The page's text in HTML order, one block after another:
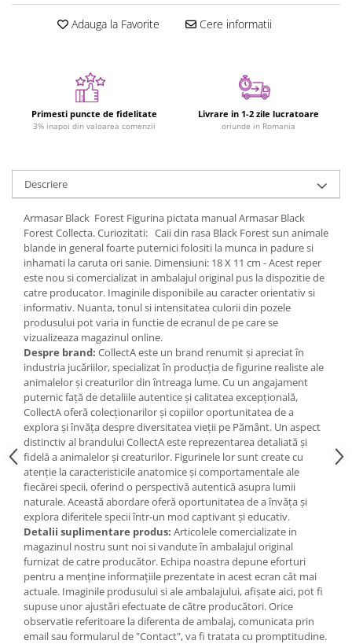
Figurine plus
Nevoi speciale si sindrom Down
Jucarii cu alfabet
Jucarii cu cifre
Jucarii de motricitate
Jucarii fructe si legume
Puzzle-uri
Puzzle clasic
Puzzle incastru
Puzzle de podea
IQ puzzle
Jucarii bebelusi
Jucarii de baie
Zornaitoare
Jucarii dentitie
Jucarii senzoriale
Jucarii motrice pentru bebelusi
Saltele de activitati pentru bebe
Jucarii de sortat
Jucarii muzicale bebelusi
Puzzle bebelusi
Adauga la Favorite Cere informatii
Primesti puncte de fidelitate
3% inapoi din valoarea comenzii
Livrare in 1-2 zile lucratoare
oriunde in Romania
Descriere
Armasar Black Forest Figurina pictata manual Armasar Black
Forest Collecta. Curiozitati: Caii din rasa Black Forest sun animale
blande in general foarte puternici folositi la munca in padure si
inhamati la caruta ori sanie. Dimensiuni: 18 X 11 cm - Acest reper
este nou si comercializat in ambalajul original pus la dispozitie de
catre producator. Imaginile disponibile au caracter orientativ si
informativ. Nuanta, tonul si intensitatea culorii din pozele
produsului pot varia in functie de ecranul de pe care se
vizualizeaza magazinul online.
Despre brand: CollectA este un brand renumit și apreciat în
industria jucăriilor, specializat în producția de figurine realiste ale
animalelor și creaturilor din întreaga lume. Cu un angajament
puternic față de detaliile autentice și calitatea excepțională,
CollectA oferă colecționarilor și copiilor oportunitatea de a
explora și învăța despre diversitatea vieții pe Pământ. Un aspect
distinctiv al brandului CollectA este reprezentarea detaliată și
fidelă a animalelor și creaturilor. Figurinele lor sunt create cu
atenție la caracteristicile anatomice și comportamentale ale
fiecărei specii, oferind o perspectivă autentică asupra lumii
naturale. Această abordare oferă oportunitatea de a învăța și
explora diferitele specii într-un mod captivant și educativ.
Detalii suplimentare produs: Articolele comercializate in
magazinul nostru sunt noi si vandute în ambalajul original
furnizat de catre producător. Echipa noastra depune eforturi
pentru a menține informațiile prezentate in acest ecran cât mai
actuale. Imaginile produsului si ale ambalajului, afișate aici, pot fi
supuse unor ajustări efectuate de către producători. Orice
observatie referitoare la diferenta de ambalaj, comunicata prin
email sau formularul de "Contact", va fi tratata cu promptitudine.